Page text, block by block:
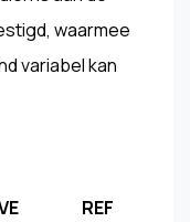
waarmee
variabel kan
REF